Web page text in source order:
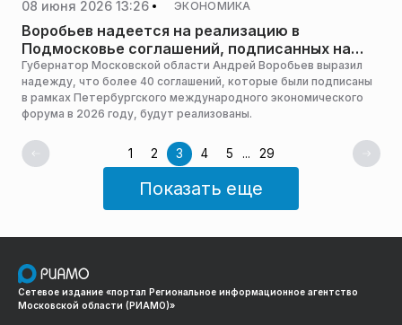
08 июня 2026 13:26 ЭКОНОМИКА
Воробьев надеется на реализацию в
Подмосковье соглашений, подписанных на
ПМЭФ
Губернатор Московской области Андрей Воробьев выразил
надежду, что более 40 соглашений, которые были подписаны
в рамках Петербургского международного экономического
форума в 2026 году, будут реализованы.
1 2 3 4 5 ... 29
Показать еще
Сетевое издание «портал Региональное информационное агентство
Московской области (РИАМО)»